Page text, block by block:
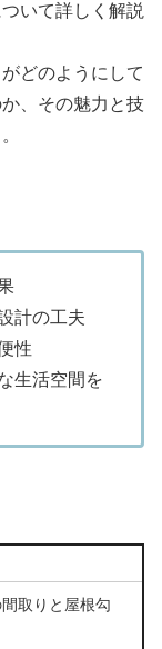
いて詳しく解説
どのようにして
、その魅力と技
計の工夫
性
生活空間を
取りと屋根勾